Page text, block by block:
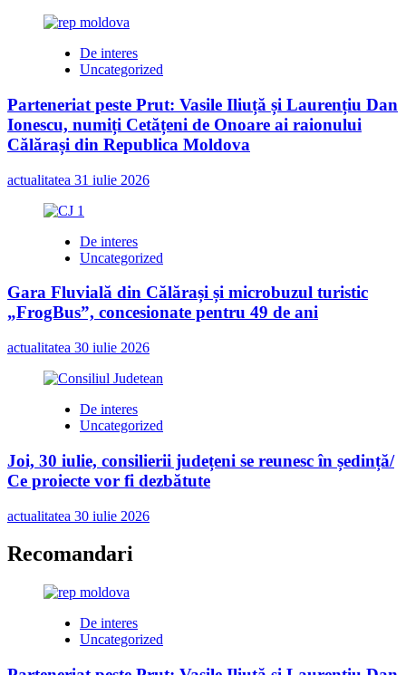
De interes
Uncategorized
Parteneriat peste Prut: Vasile Iliuță și Laurențiu Dan
Ionescu, numiți Cetățeni de Onoare ai raionului
Călărași din Republica Moldova
actualitatea 31 iulie 2026
De interes
Uncategorized
Gara Fluvială din Călărași și microbuzul turistic
„FrogBus”, concesionate pentru 49 de ani
actualitatea 30 iulie 2026
De interes
Uncategorized
Joi, 30 iulie, consilierii județeni se reunesc în ședință/
Ce proiecte vor fi dezbătute
actualitatea 30 iulie 2026
Recomandari
De interes
Uncategorized